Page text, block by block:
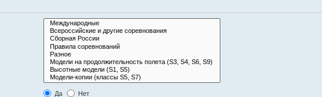
Да
Нет